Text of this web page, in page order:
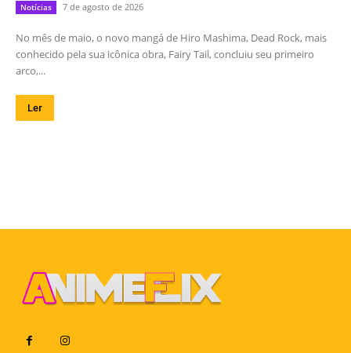
Notícias 7 de agosto de 2026
No mês de maio, o novo mangá de Hiro Mashima, Dead Rock, mais
conhecido pela sua icônica obra, Fairy Tail, concluiu seu primeiro
arco,...
Ler